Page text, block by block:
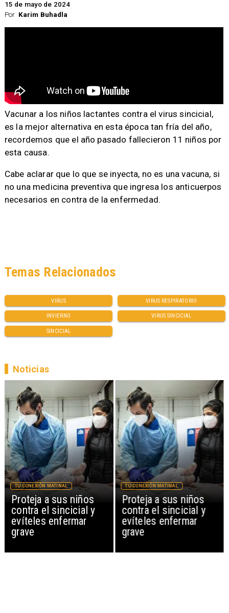
Por Karim Buhadla
15 de mayo de 2024
​Vacunar a los niños lactantes contra el virus sincicial,
es la mejor alternativa en esta época tan fría del año,
recordemos que el año pasado fallecieron 11 niños por
esta causa.
Cabe aclarar que lo que se inyecta, no es una vacuna, si
no una medicina preventiva que ingresa los anticuerpos
necesarios en contra de la enfermedad.
VIRUS VIRUS RESPIRATORIO
INVIERNO VIRUS SINCICIAL
SINCICIAL
Temas Relacionados
Proteja a sus niños
contra el sincicial y
evíteles enfermar
grave
TU CONEXIÓN MATINAL
Proteja a sus niños
contra el sincicial y
evíteles enfermar
grave
TU CONEXIÓN MATINAL
Noticias